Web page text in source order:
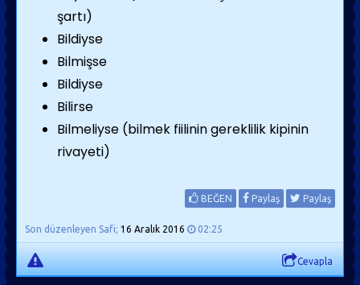
şartı)
Bildiyse
Bilmişse
Bildiyse
Bilirse
Bilmeliyse (bilmek fiilinin gereklilik kipinin
rivayeti)
BEĞEN Paylaş Paylaş
Son düzenleyen Safi; 16 Aralık 2016 02:25
Cevapla